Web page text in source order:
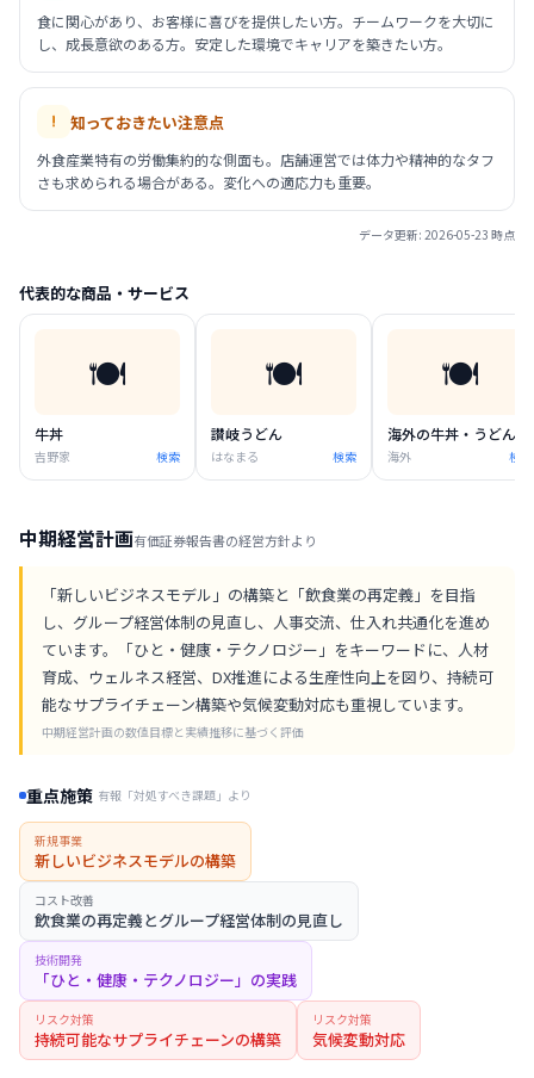
食に関心があり、お客様に喜びを提供したい方。チームワークを大切に
し、成長意欲のある方。安定した環境でキャリアを築きたい方。
知っておきたい注意点
外食産業特有の労働集約的な側面も。店舗運営では体力や精神的なタフ
さも求められる場合がある。変化への適応力も重要。
データ更新: 2026-05-23 時点
代表的な商品・サービス
🍽️
牛丼
吉野家 検索
🍽️
讃岐うどん
はなまる 検索
🍽️
海外の牛丼・うどん
海外 検索
中期経営計画有価証券報告書の経営方針より
「新しいビジネスモデル」の構築と「飲食業の再定義」を目指
し、グループ経営体制の見直し、人事交流、仕入れ共通化を進め
ています。「ひと・健康・テクノロジー」をキーワードに、人材
育成、ウェルネス経営、DX推進による生産性向上を図り、持続可
能なサプライチェーン構築や気候変動対応も重視しています。
中期経営計画の数値目標と実績推移に基づく評価
重点施策 有報「対処すべき課題」より
新規事業
新しいビジネスモデルの構築
コスト改善
飲食業の再定義とグループ経営体制の見直し
技術開発
「ひと・健康・テクノロジー」の実践
リスク対策
持続可能なサプライチェーンの構築
リスク対策
気候変動対応